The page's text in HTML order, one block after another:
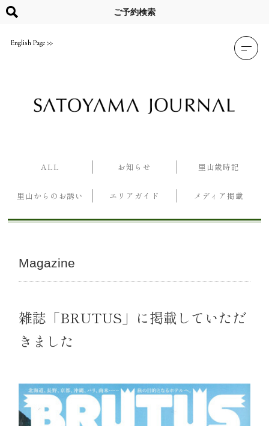
content
English Page
ご予約検索
ALL お知らせ 里山歳時記
里山からのお誘い エリアガイド メディア掲載
Magazine
雑誌「BRUTUS」に掲載していただ
きました